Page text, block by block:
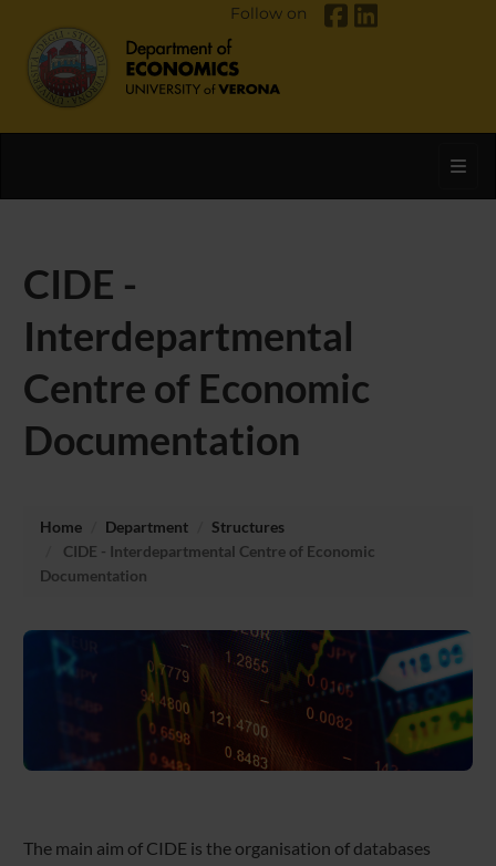
Follow on
CIDE -
Interdepartmental
Centre of Economic
Documentation
Home Department
Structures
CIDE - Interdepartmental Centre of Economic
Documentation
The main aim of CIDE is the organisation of databases